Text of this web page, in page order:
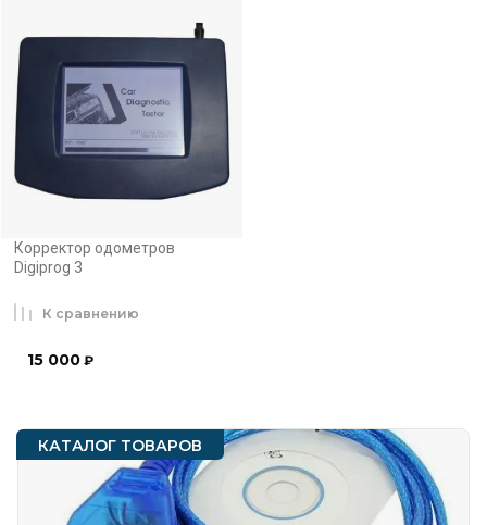
КАТАЛОГ ТОВАРОВ
Корректор одометров
Digiprog 3
15 000 ₽
К сравнению